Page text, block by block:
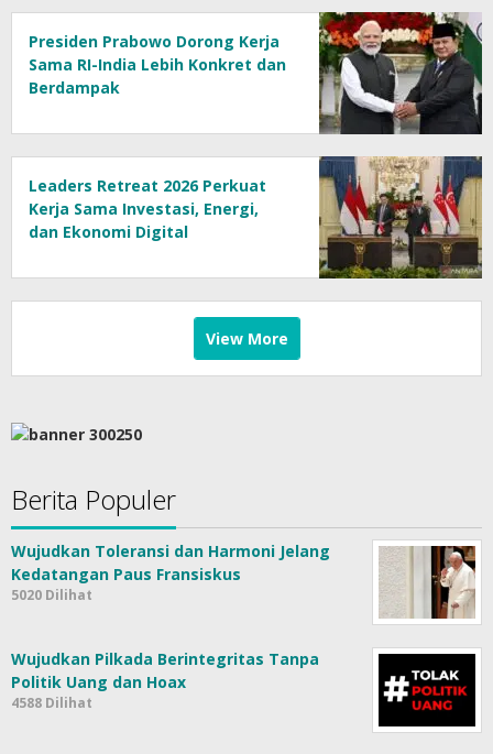
Presiden Prabowo Dorong Kerja
Sama RI-India Lebih Konkret dan
Berdampak
Leaders Retreat 2026 Perkuat
Kerja Sama Investasi, Energi,
dan Ekonomi Digital
View More
Berita Populer
Wujudkan Toleransi dan Harmoni Jelang
Kedatangan Paus Fransiskus
5020 Dilihat
Wujudkan Pilkada Berintegritas Tanpa
Politik Uang dan Hoax
4588 Dilihat